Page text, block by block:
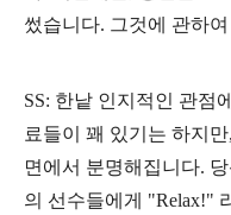
썼습니다. 그것에 관하
SS: 한낱 인지적인 관점
료들이 꽤 있기는 하지
면에서 분명해집니다.
의 선수들에게 "Relax!"